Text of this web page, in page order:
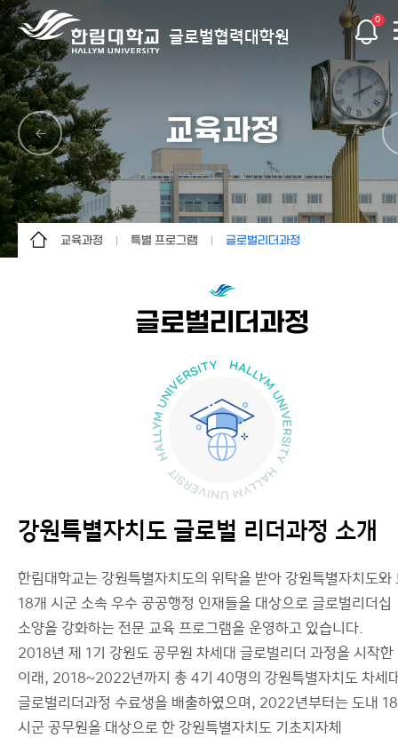
글로벌협력대학원
0
교육과정
교육과정 특별 프로그램
글로벌기후넥서스학
특별 프로그램
글로벌리더과정
글로벌리더과정
강원특별자치도 글로벌 리더과정 소개
한림대학교는 강원특별자치도의 위탁을 받아 강원특별자치도와
18개 시군 소속 우수 공공행정 인재들을 대상으로 글로벌리더십
소양을 강화하는 전문 교육 프로그램을 운영하고 있습니다.
2018년 제 1기 강원도 공무원 차세대 글로벌리더 과정을 시작한
이래, 2018~2022년까지 총 4기 40명의 강원특별자치도 차세
글로벌리더과정 수료생을 배출하였으며, 2022년부터는 도내
시군 공무원을 대상으로 한 강원특별자치도 기초지자체